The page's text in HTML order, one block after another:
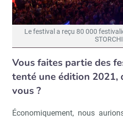
Le festival a reçu 80 000
STORCHI
Vous faites partie des
tenté une édition 2021,
vous ?
Économiquement, nous